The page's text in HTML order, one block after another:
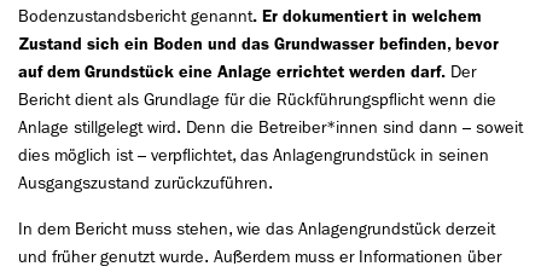
Bodenzustandsbericht genannt. Er dokumentiert in welchem
Zustand sich ein Boden und das Grundwasser befinden, bevor
auf dem Grundstück eine Anlage errichtet werden darf. Der
Bericht dient als Grundlage für die Rückführungspflicht wenn die
Anlage stillgelegt wird. Denn die Betreiber*innen sind dann – soweit
dies möglich ist – verpflichtet, das Anlagengrundstück in seinen
Ausgangszustand zurückzuführen.
In dem Bericht muss stehen, wie das Anlagengrundstück derzeit
und früher genutzt wurde. Außerdem muss er Informationen über